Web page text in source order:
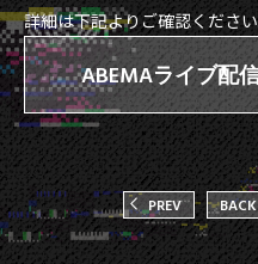
詳細は下記よりご確認くださ
ABEMAライブ配
PREV